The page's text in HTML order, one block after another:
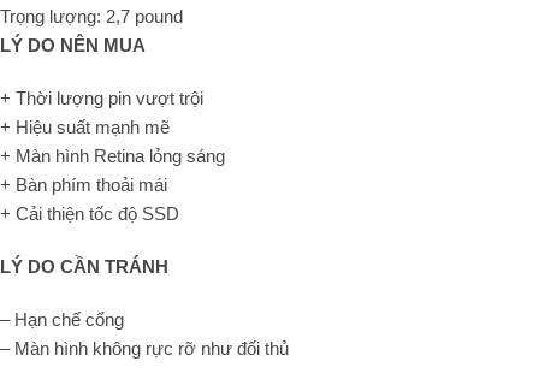
Trọng lượng: 2,7 pound
LÝ DO NÊN MUA
+ Thời lượng pin vượt trội
+ Hiệu suất mạnh mẽ
+ Màn hình Retina lỏng sáng
+ Bàn phím thoải mái
+ Cải thiện tốc độ SSD
LÝ DO CẦN TRÁNH
– Hạn chế cổng
– Màn hình không rực rỡ như đối thủ